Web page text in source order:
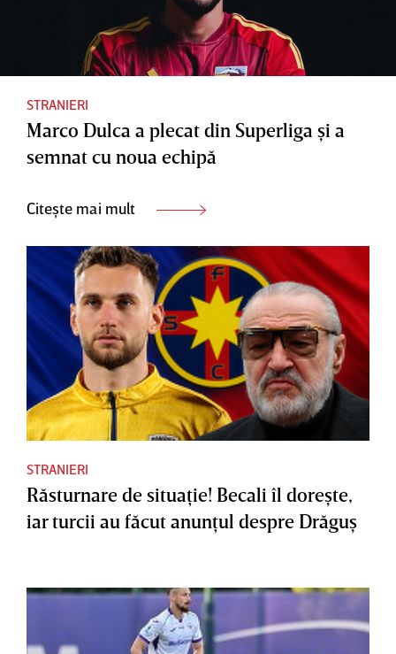
STRANIERI
Marco Dulca a plecat din Superliga şi a
semnat cu noua echipă
Citește mai mult
STRANIERI
Răsturnare de situaţie! Becali îl doreşte,
iar turcii au făcut anunţul despre Drăguş